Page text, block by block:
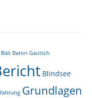
Bali Baron Gautsch
Blindsee
Grundlagen